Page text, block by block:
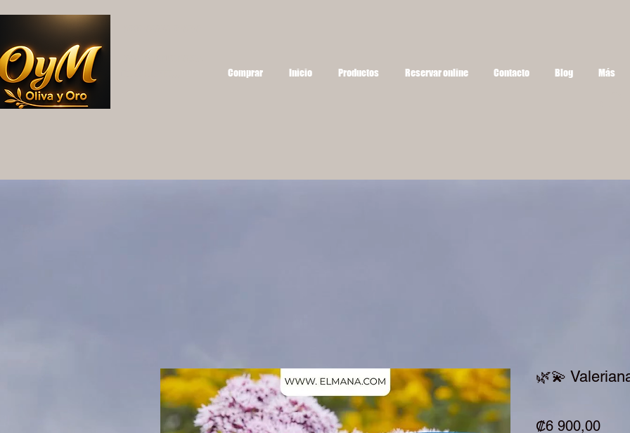
Comprar Inicio Productos Reservar online Contacto Blog Más
🌿💫
₡6 900,00Precio